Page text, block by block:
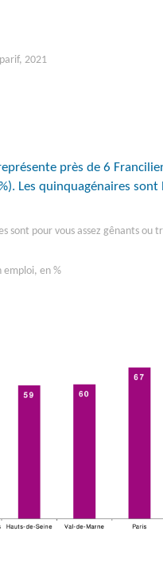
2021
près de 6
Les quinquagénaires
sont pour vous assez gênants ou
emploi, en %